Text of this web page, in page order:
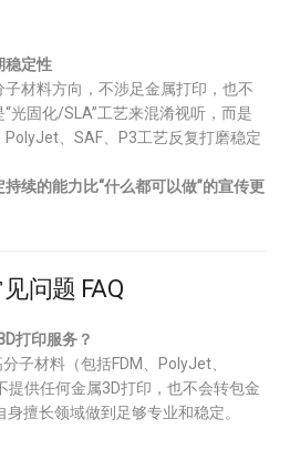
稳定性
材料方向，不涉足金属打印，也不
光固化/SLA”工艺来混淆视听，而是
PolyJet、SAF、P3工艺反复打磨稳定
持续的能力比“什么都可以做”的宣传更
问题 FAQ
打印服务？
子材料（包括FDM、PolyJet、
提供任何金属3D打印，也不会转包金
擅长领域做到足够专业和稳定。